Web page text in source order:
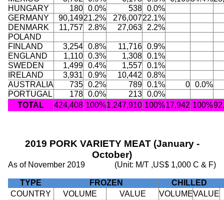
HUNGARY
180 0.0% 538 0.0%
GERMANY
90,14921.2% 276,00722.1%
DENMARK
11,757 2.8% 27,063
2.2%
POLAND
FINLAND
3,254 0.8% 11,716 0.9%
ENGLAND
1,110 0.3% 1,308 0.1%
SWEDEN
1,499 0.4% 1,557 0.1%
IRELAND
3,931 0.9% 10,442
0.8%
AUSTRALIA
735 0.2% 789 0.1% 0 0.0%
PORTUGAL
178 0.0% 213 0.0%
TOTAL
424,408 100%1,247,910 100%17,942 100%
2019 PORK VARIETY MEAT (January -
October)
As of November 2019 (Unit: M/T ,US$ 1,000 C & F)
TYPE FROZEN
CHILLED
COUNTRY
VOLUME VALUE VOLUMEVALUE